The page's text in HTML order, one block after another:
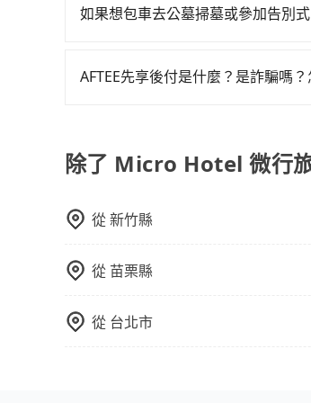
就完成，事先不用電話確認空房，
打電話問的價格可能比民宿訂房網
客車最多座位數量就是9人，如扣掉
上。通常人數沒有超過10位，建議
如果想包車去公墓掃墓或參加告別
需要載運骨灰罈或在車上進行法事
AFTEE先享後付是什麼？是詐騙嗎？
除了 Micro Hotel 微行
從新竹縣
從 苗栗縣
從 台北市